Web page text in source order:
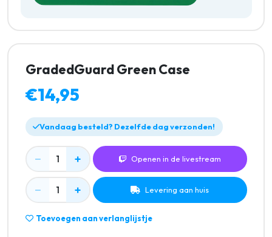
GradedGuard Green Case
€14,95
Vandaag besteld? Dezelfde dag verzonden!
− 1 + Openen in de livestream
− 1 + Levering aan huis
Toevoegen aan verlanglijstje